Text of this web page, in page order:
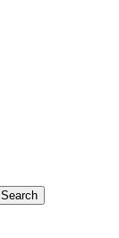
Search